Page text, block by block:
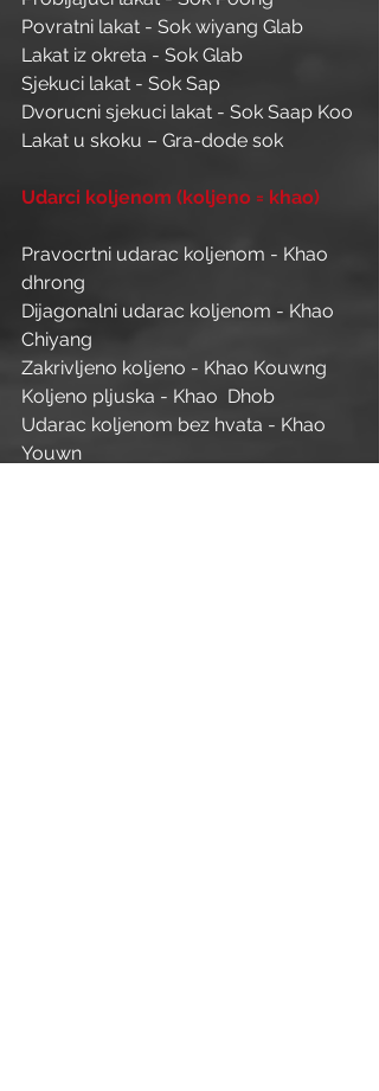
Povratni lakat - Sok wiyang Glab
Lakat iz okreta - Sok Glab
Sjekuci lakat - Sok Sap
Dvorucni sjekuci lakat - Sok Saap Koo
Lakat u skoku – Gra-dode sok
Udarci koljenom (koljeno = khao)
Pravocrtni udarac koljenom - Khao
dhrong
Dijagonalni udarac koljenom - Khao
Chiyang
Zakrivljeno koljeno - Khao Kouwng
Koljeno pljuska - Khao  Dhob
Udarac koljenom bez hvata - Khao
Youwn